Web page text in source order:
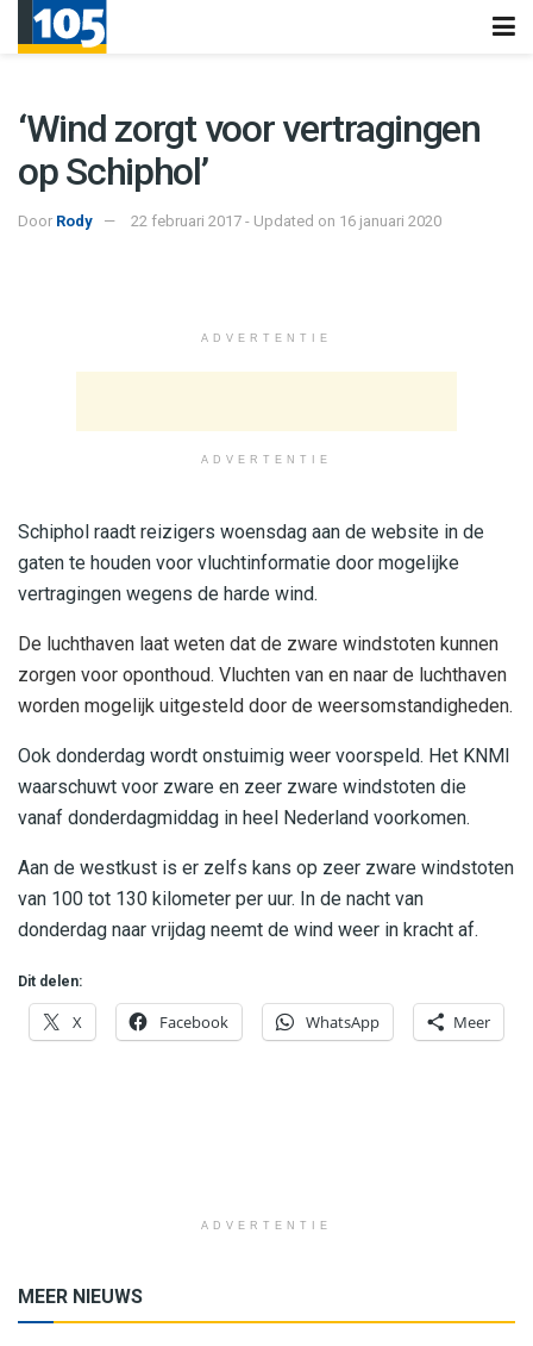
‘Wind zorgt voor vertragingen
op Schiphol’
Door Rody 22 februari 2017 - Updated on 16 januari 2020
ADVERTENTIE
ADVERTENTIE
Schiphol raadt reizigers woensdag aan de website in de
gaten te houden voor vluchtinformatie door mogelijke
vertragingen wegens de harde wind.
De luchthaven laat weten dat de zware windstoten kunnen
zorgen voor oponthoud. Vluchten van en naar de luchthaven
worden mogelijk uitgesteld door de weersomstandigheden.
Ook donderdag wordt onstuimig weer voorspeld. Het KNMI
waarschuwt voor zware en zeer zware windstoten die
vanaf donderdagmiddag in heel Nederland voorkomen.
Aan de westkust is er zelfs kans op zeer zware windstoten
van 100 tot 130 kilometer per uur. In de nacht van
donderdag naar vrijdag neemt de wind weer in kracht af.
Dit delen:
X Facebook WhatsApp Meer
ADVERTENTIE
MEER NIEUWS